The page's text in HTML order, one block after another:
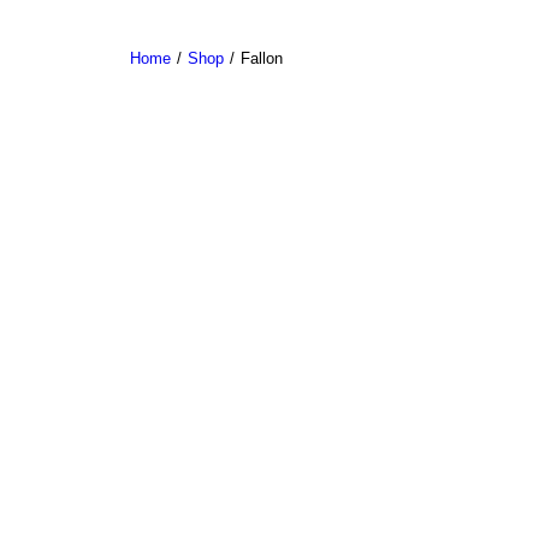
Home Shop Fallon